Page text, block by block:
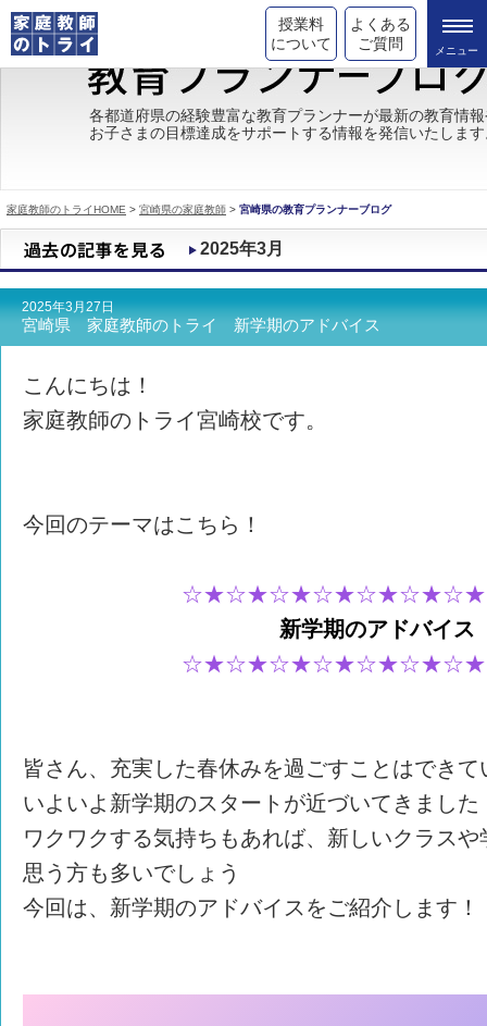
授業料
について
よくある
ご質問
トライの教育理念
成績が上がる理由
都道府県別情報
合格体験談
キャンペーン情報
各都道府県の経験豊富な教育プランナーが最新の教育情
お子さまの目標達成をサポートする情報を発信いたしま
家庭教師のトライHOME > 宮崎県の家庭教師 > 宮崎県の教育プランナーブログ
2025年3月
2025年3月27日
宮崎県 家庭教師のトライ 新学期のアドバイス
こんにちは！
家庭教師のトライ宮崎校です。
今回のテーマはこちら！
新学期のアドバイス
皆さん、充実した春休みを過ごすことはできて
いよいよ新学期のスタートが近づいてきました
ワクワクする気持ちもあれば、新しいクラス
思う方も多いでしょう
今回は、新学期のアドバイスをご紹介します！